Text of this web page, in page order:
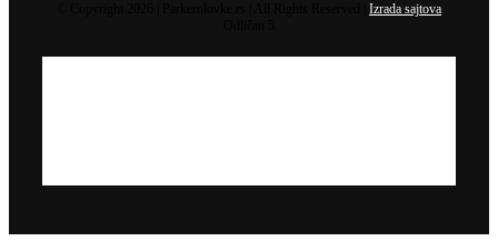
Izrada sajtova